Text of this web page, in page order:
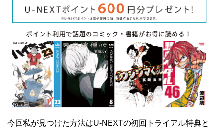
今回私が見つけた方法はU-NEXTの初回トライアル特典と